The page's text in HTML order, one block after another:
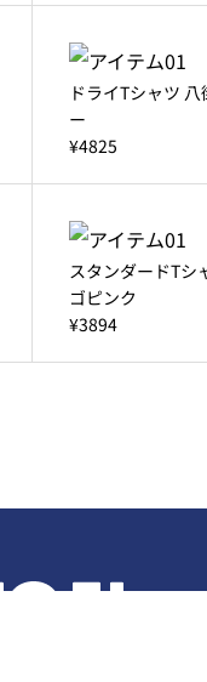
ドライTシャツ
ー
¥4825
スタンダードTシ
ゴピンク
¥3894